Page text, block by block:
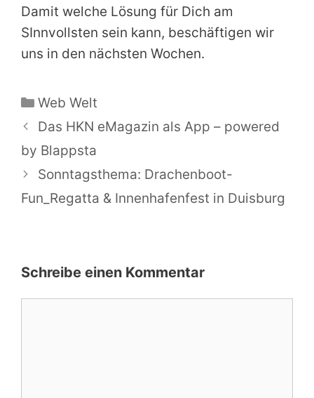
Damit welche Lösung für Dich am
SInnvollsten sein kann, beschäftigen wir
uns in den nächsten Wochen.
Kategorien
Web Welt
Das HKN eMagazin als App – powered
by Blappsta
Sonntagsthema: Drachenboot-
Fun_Regatta & Innenhafenfest in Duisburg
Schreibe einen Kommentar